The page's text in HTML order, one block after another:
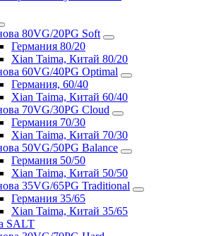
80VG/20PG Soft
Германия 80/20
Xian Taima, Китай 80/20
60VG/40PG Optimal
Германия, 60/40
Xian Taima, Китай 60/40
70VG/30PG Cloud
Германия 70/30
Xian Taima, Китай 70/30
50VG/50PG Balance
Германия 50/50
Xian Taima, Китай 50/50
35VG/65PG Traditional
Германия 35/65
Xian Taima, Китай 35/65
SALT